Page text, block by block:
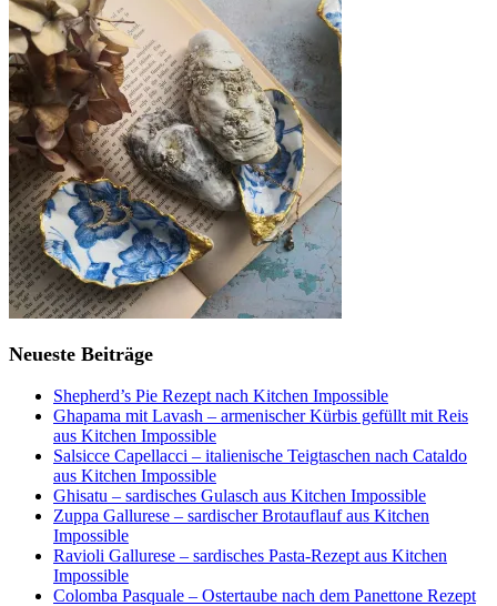
Neueste Beiträge
Shepherd’s Pie Rezept nach Kitchen Impossible
Ghapama mit Lavash – armenischer Kürbis gefüllt mit Reis
aus Kitchen Impossible
Salsicce Capellacci – italienische Teigtaschen nach Cataldo
aus Kitchen Impossible
Ghisatu – sardisches Gulasch aus Kitchen Impossible
Zuppa Gallurese – sardischer Brotauflauf aus Kitchen
Impossible
Ravioli Gallurese – sardisches Pasta-Rezept aus Kitchen
Impossible
Colomba Pasquale – Ostertaube nach dem Panettone Rezept